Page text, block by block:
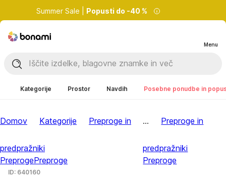
Summer Sale | Popusti do -40 %
Menu
Kategorije Prostor Navdih Posebne ponudbe in
Domov Kategorije Preproge in
predpražniki
PreprogePreproge
... Preproge in
predpražniki
Preproge
ID: 640160